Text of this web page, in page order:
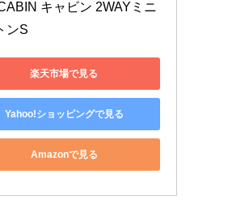
キャビン 2WAYミニ
ンS
楽天市場で見る
Yahoo!ショッピングで見る
Amazonで見る